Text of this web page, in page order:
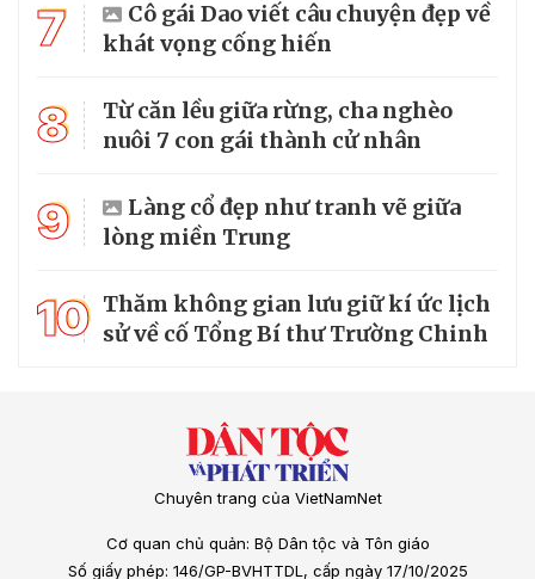
7
Cô gái Dao viết câu chuyện đẹp về
khát vọng cống hiến
8
Từ căn lều giữa rừng, cha nghèo
nuôi 7 con gái thành cử nhân
9
Làng cổ đẹp như tranh vẽ giữa
lòng miền Trung
10 Thăm không gian lưu giữ kí ức lịch
sử về cố Tổng Bí thư Trường Chinh
Chuyên trang của VietNamNet
Cơ quan chủ quản: Bộ Dân tộc và Tôn giáo
Số giấy phép: 146/GP-BVHTTDL, cấp ngày 17/10/2025